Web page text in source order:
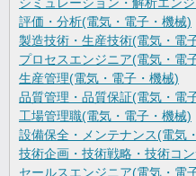
シミュレーション・解析エン
評価・分析(電気・電子・機械)
製造技術・生産技術(電気・電
プロセスエンジニア(電気・電
生産管理(電気・電子・機械)
品質管理・品質保証(電気・電
工場管理職(電気・電子・機械)
設備保全・メンテナンス(電気
技術企画・技術戦略・技術コ
セールスエンジニア(電気・電